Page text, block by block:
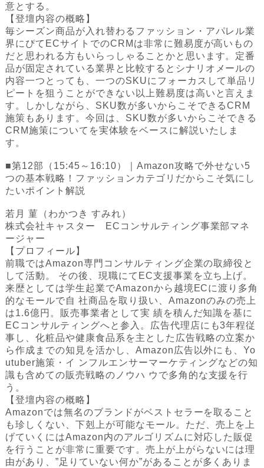
意とする。
【登壇内容の概略】
毎シーズン商品が入れ替わるファッション・アパレル業
界にぴてECサイトでのCRMは非常に難易度が高いもの
だと思われる方もいらっしゃることかと思います。定番
品が固定されている業界と比較するとシナリオメールの
内容一つとっても、一つのSKUにフォーカスして単品リ
ピートを狙うことができない以上難易度は高いと言えま
す。しかしながら、SKU数が多いからこそできるCRM
施策もあります。今回は、SKU数が多いからこそできる
CRM施策についてを実体験をベースに解説いたしま
す。
■第12部（15:45～16:10）｜Amazon攻略で外せない5
つの基本戦略！ファッションカテゴリだからこそ気にし
たいポイント解説
若月 菫（わかつき すみれ）
株式会社キャスター ECコンサルティング事業部マネ
ージャー
‍‍【プロフィール】
前職ではAmazon専門コンサルティング企業の取締役と
して活動。 その後、現職にてEC支援事業を立ち上げ。
来歴としては学生起業でAmazonから越境ECに渡り多角
的なモールで自 社商品を取り扱い、Amazonのみの売上
は1.6億円。販売事業者として実 績を積んだ知識を基に
ECコンサルティングへと参入。広告代理店にも3年程従
事し、化粧品や健康食品系を主とした広告戦略の立案か
ら作成までの知見を活かし、Amazon広告以外にも、Yo
utuber施策・イ ンフルエンサーマーケティングなどの知
識も含めての販売戦略のノウハ ウで多角的な支援を行
う。
‍【登壇内容の概略】
Amazonでは無名のブランドがベストセラーを取ること
も珍しくない、下剋上が可能なモール。ただ、売上を上
げていくにはAmazon内のアルゴリズムに対応した販促
を行うことが非常に重要です。売上が上がらないには理
由があり、”足りていない何か”があることが多くありま